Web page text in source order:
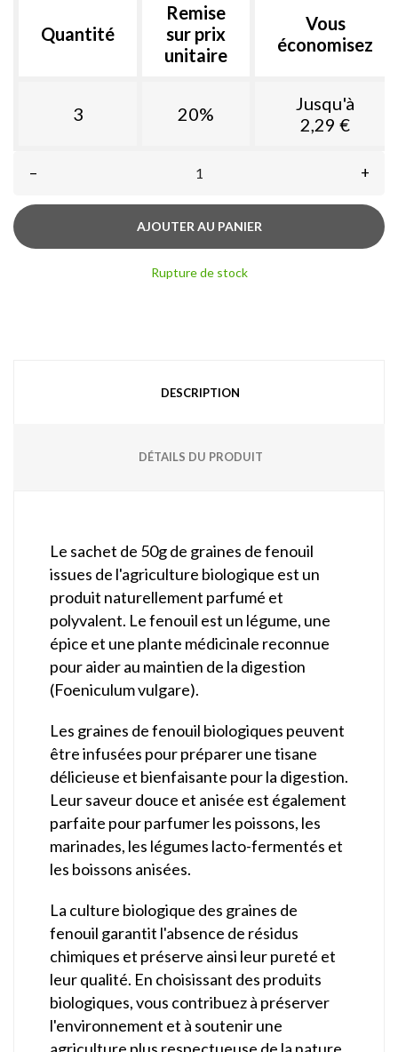
Quantité
Remise
sur prix
unitaire
Vous
économisez
3 20%
Jusqu'à
2,29 €
– +
AJOUTER AU PANIER
Rupture de stock
DESCRIPTION
DÉTAILS DU PRODUIT
Le sachet de 50g de graines de fenouil
issues de l'agriculture biologique est un
produit naturellement parfumé et
polyvalent. Le fenouil est un légume, une
épice et une plante médicinale reconnue
pour aider au maintien de la digestion
(Foeniculum vulgare).
Les graines de fenouil biologiques peuvent
être infusées pour préparer une tisane
délicieuse et bienfaisante pour la digestion.
Leur saveur douce et anisée est également
parfaite pour parfumer les poissons, les
marinades, les légumes lacto-fermentés et
les boissons anisées.
La culture biologique des graines de
fenouil garantit l'absence de résidus
chimiques et préserve ainsi leur pureté et
leur qualité. En choisissant des produits
biologiques, vous contribuez à préserver
l'environnement et à soutenir une